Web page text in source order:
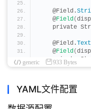
    @Field.
    @
Field(
private
    @Field.
Text
    @
Field(
private
}
generic 933 Bytes
YAML文件配置